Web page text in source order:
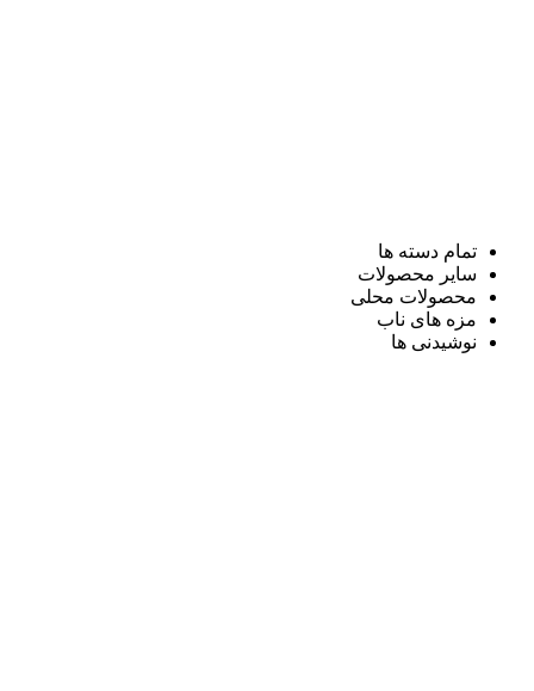
تمام دسته ها
سایر محصولات
محصولات محلی
مزه های ناب
نوشیدنی ها